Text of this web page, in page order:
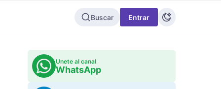
Buscar Entrar
Unete al canal
WhatsApp